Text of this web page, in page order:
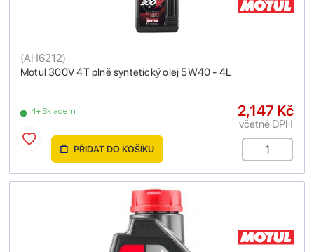
Motul 300V 4T plně syntetický olej 5W40 - 4L
(AH6212)
4+ Skladem 2,147 Kč
včetně DPH
PŘIDAT DO KOŠÍKU